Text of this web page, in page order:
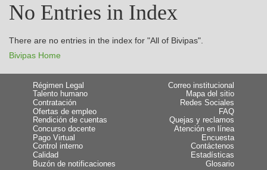
No Entries in Index
There are no entries in the index for "All of Bivipas".
Bivipas Home
Régimen Legal
Talento humano
Contratación
Ofertas de empleo
Rendición de cuentas
Concurso docente
Pago Virtual
Control interno
Calidad
Buzón de notificaciones
Correo institucional
Mapa del sitio
Redes Sociales
FAQ
Quejas y reclamos
Atención en línea
Encuesta
Contáctenos
Estadísticas
Glosario